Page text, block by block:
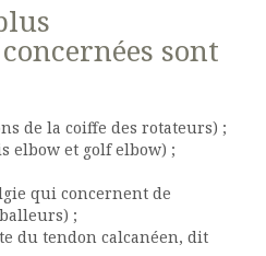
sont
de la coiffe des rotateurs) ;
elbow et golf elbow) ;
qui concernent de
;
du tendon calcanéen, dit